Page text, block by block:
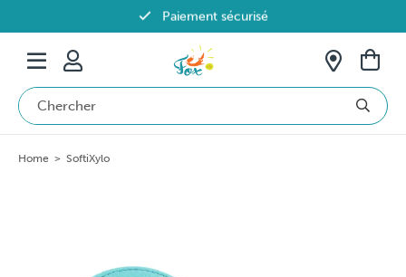
Paiement sécurisé
Livraison offerte dès 69€ en Belgique
Home > SoftiXylo